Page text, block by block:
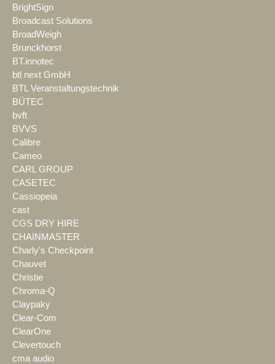
BrightSign
Broadcast Solutions
BroadWeigh
Brunckhorst
BT.innotec
btl next GmbH
BTL Veranstaltungstechnik
BÜTEC
bvft
BVVS
Calibre
Cameo
CARL GROUP
CASETEC
Cassiopeia
cast
CGS DRY HIRE
CHAINMASTER
Charly's Checkpoint
Chauvet
Christie
Chroma-Q
Claypaky
Clear-Com
ClearOne
Clevertouch
cma audio